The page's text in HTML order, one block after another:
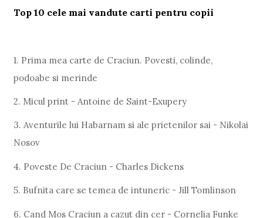
Top 10 cele mai vandute carti pentru copii
1. Prima mea carte de Craciun. Povesti, colinde,
podoabe si merinde
2. Micul print - Antoine de Saint-Exupery
3. Aventurile lui Habarnam si ale prietenilor sai - Nikolai
Nosov
4. Poveste De Craciun - Charles Dickens
5. Bufnita care se temea de intuneric - Jill Tomlinson
6. Cand Mos Craciun a cazut din cer - Cornelia Funke